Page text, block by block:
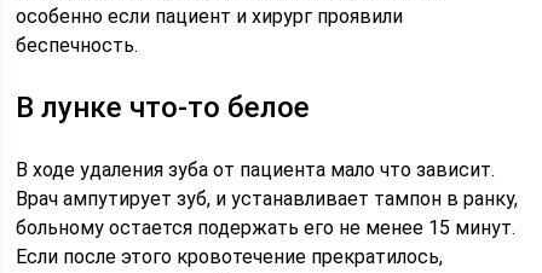
особенно если пациент и хирург проявили
беспечность.
В лунке что-то белое
В ходе удаления зуба от пациента мало что зависит.
Врач ампутирует зуб, и устанавливает тампон в ранку,
больному остается подержать его не менее 15 минут.
Если после этого кровотечение прекратилось,